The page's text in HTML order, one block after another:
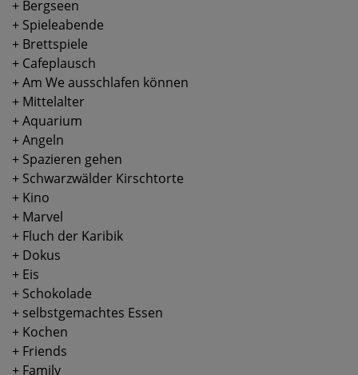
+ Bergseen
+ Spieleabende
+ Brettspiele
+ Cafeplausch
+ Am We ausschlafen können
+ Mittelalter
+ Aquarium
+ Angeln
+ Spazieren gehen
+ Schwarzwälder Kirschtorte
+ Kino
+ Marvel
+ Fluch der Karibik
+ Dokus
+ Eis
+ Schokolade
+ selbstgemachtes Essen
+ Kochen
+ Friends
+ Family